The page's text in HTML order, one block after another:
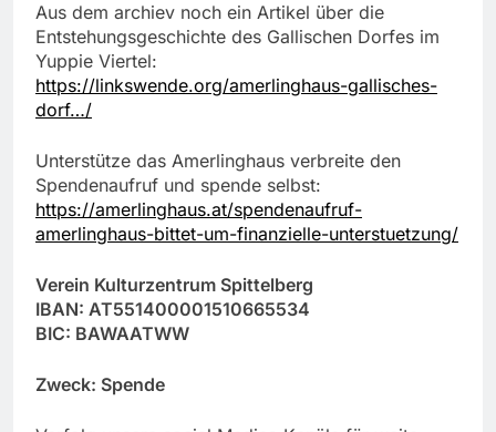
Aus dem archiev noch ein Artikel über die
Entstehungsgeschichte des Gallischen Dorfes im
Yuppie Viertel:
https://linkswende.org/amerlinghaus-gallisches-
dorf…/
Unterstütze das Amerlinghaus verbreite den
Spendenaufruf und spende selbst:
https://amerlinghaus.at/spendenaufruf-
amerlinghaus-bittet-um-finanzielle-unterstuetzung/
Verein Kulturzentrum Spittelberg
IBAN: AT551400001510665534
BIC: BAWAATWW
Zweck: Spende